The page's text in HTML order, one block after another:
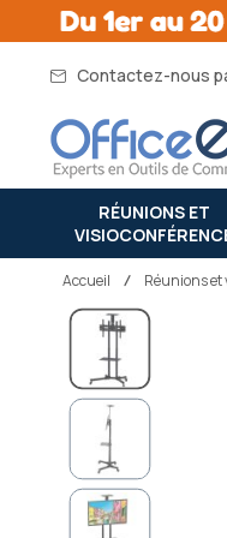
Contactez-nous
RÉUNIONS ET
Accueil réunions
Passer
fin
de
galerie
d’images